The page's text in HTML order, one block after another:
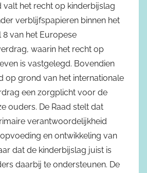
valt het recht op kinderbijslag
verblijfspapieren binnen het
8 van het Europese
waarin het recht op
is vastgelegd. Bovendien
op grond van het internationale
een zorgplicht voor de
ouders. De Raad stelt dat
verantwoordelijkheid
en ontwikkeling van
dat de kinderbijslag juist is
daarbij te ondersteunen. De